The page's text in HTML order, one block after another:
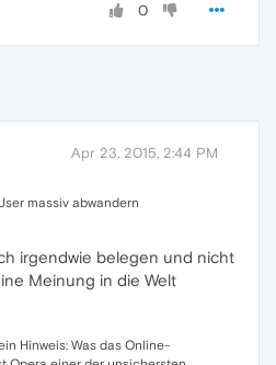
0
Apr 23, 2015, 2:44 PM
massiv abwandern
irgendwie belegen und nicht
Meinung in die Welt
Hinweis: Was das Online-